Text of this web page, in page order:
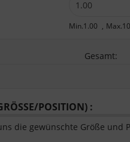
Min.1.00
Gesamt:
POSITION) :
die gewünschte Größe und